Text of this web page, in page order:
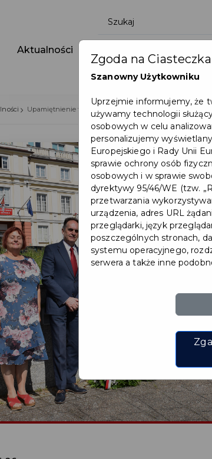
Aktualności
Dokumenty
Upamiętnienie francuskich jeńców wojennych na Placu
Zgoda na Ciasteczka
Szanowny Użytkowniku
Uprzejmie informujemy, że
używamy technologii
osobowych w celu
personalizujemy
Europejskiego i Rady Unii
sprawie ochrony osób
osobowych i w sprawie
dyrektywy 95/46/WE (tzw.
przetwarzania
urządzenia, adres URL
przeglądarki, język
poszczególnych stronach,
systemu operacyjnego,
serwera a także inne